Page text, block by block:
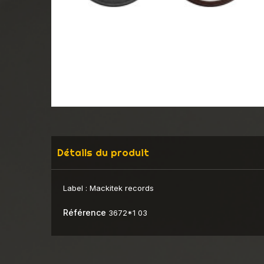
Détails du produit
Label : Mackitek records
Référence 3672*1 03